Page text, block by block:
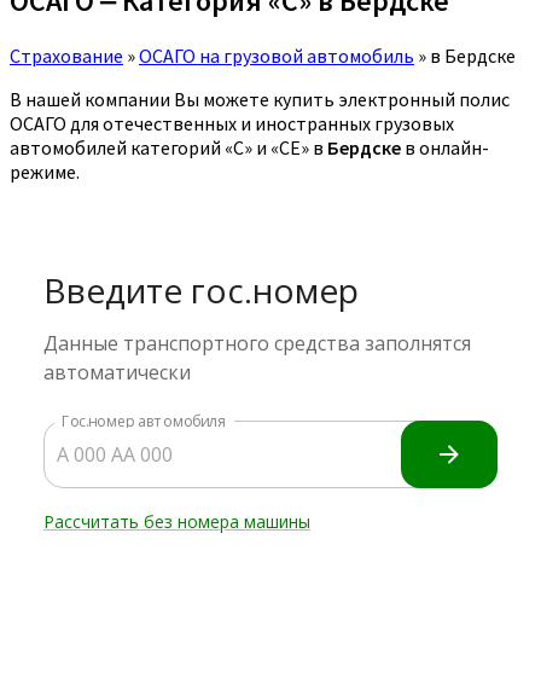
Страхование »ОСАГО на грузовой автомобиль » в Бердске
В нашей компании Вы можете купить электронный полис
ОСАГО для отечественных и иностранных грузовых
автомобилей категорий «C» и «CE» в Бердске в онлайн-
режиме.